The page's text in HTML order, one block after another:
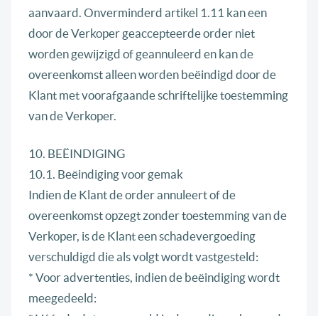
aanvaard. Onverminderd artikel 1.11 kan een
door de Verkoper geaccepteerde order niet
worden gewijzigd of geannuleerd en kan de
overeenkomst alleen worden beëindigd door de
Klant met voorafgaande schriftelijke toestemming
van de Verkoper.
10. BEËINDIGING
10.1. Beëindiging voor gemak
Indien de Klant de order annuleert of de
overeenkomst opzegt zonder toestemming van de
Verkoper, is de Klant een schadevergoeding
verschuldigd die als volgt wordt vastgesteld:
* Voor advertenties, indien de beëindiging wordt
meegedeeld: